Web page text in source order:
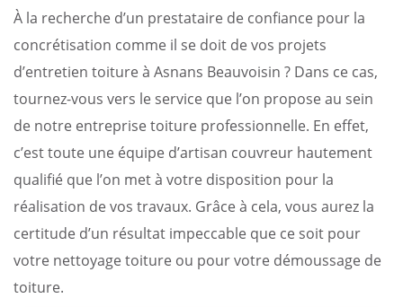
À la recherche d’un prestataire de confiance pour la
concrétisation comme il se doit de vos projets
d’entretien toiture à Asnans Beauvoisin ? Dans ce cas,
tournez-vous vers le service que l’on propose au sein
de notre entreprise toiture professionnelle. En effet,
c’est toute une équipe d’artisan couvreur hautement
qualifié que l’on met à votre disposition pour la
réalisation de vos travaux. Grâce à cela, vous aurez la
certitude d’un résultat impeccable que ce soit pour
votre nettoyage toiture ou pour votre démoussage de
toiture.